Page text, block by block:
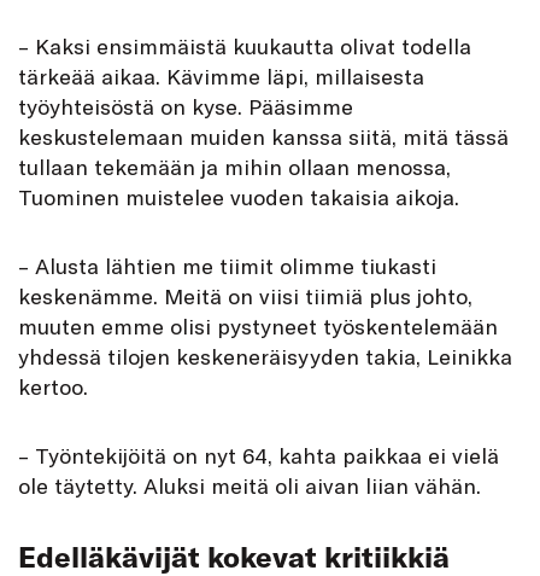
– Kaksi ensimmäistä kuukautta olivat todella
tärkeää aikaa. Kävimme läpi, millaisesta
työyhteisöstä on kyse. Pääsimme
keskustelemaan muiden kanssa siitä, mitä tässä
tullaan tekemään ja mihin ollaan menossa,
Tuominen muistelee vuoden takaisia aikoja.
– Alusta lähtien me tiimit olimme tiukasti
keskenämme. Meitä on viisi tiimiä plus johto,
muuten emme olisi pystyneet työskentelemään
yhdessä tilojen keskeneräisyyden takia, Leinikka
kertoo.
– Työntekijöitä on nyt 64, kahta paikkaa ei vielä
ole täytetty. Aluksi meitä oli aivan liian vähän.
Edelläkävijät kokevat kritiikkiä